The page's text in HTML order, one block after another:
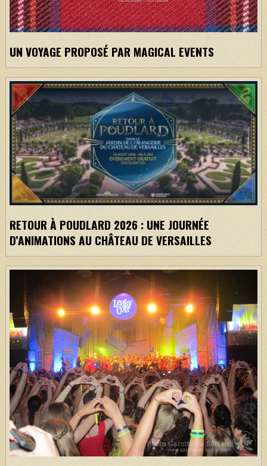
UN VOYAGE PROPOSÉ PAR MAGICAL EVENTS
RETOUR À POUDLARD 2026 : UNE JOURNÉE
D’ANIMATIONS AU CHÂTEAU DE VERSAILLES